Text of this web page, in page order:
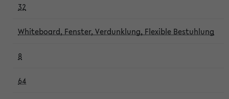
32
Whiteboard, Fenster, Verdunklung, Flexible Bestuhlung
8
64